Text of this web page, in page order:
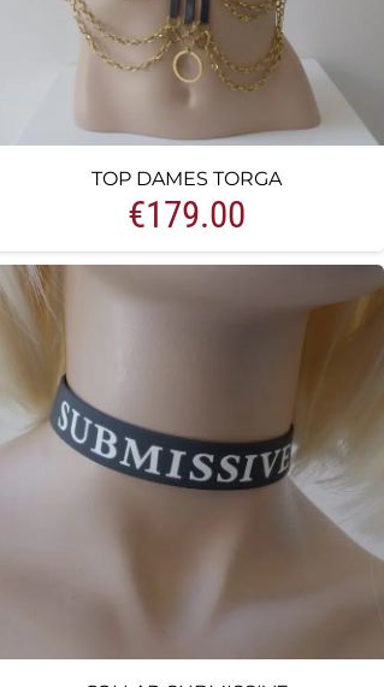
TOP DAMES TORGA
€179.00